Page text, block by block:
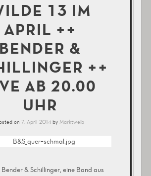
13 IM
APRIL ++
BENDER &
++
AB 20.00
UHR
on 7. April 2014 by Marktweib
& Schillinger, eine Band aus